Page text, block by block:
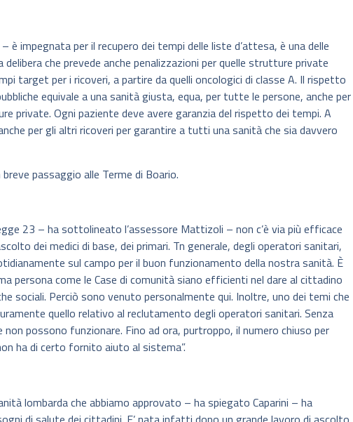
è impegnata per il recupero dei tempi delle liste d’attesa, è una delle
che prevede anche penalizzazioni per quelle strutture private
target per i ricoveri, a partire da quelli oncologici di classe A. Il rispetto
equivale a una sanità giusta, equa, per tutte le persone, anche per
private. Ogni paziente deve avere garanzia del rispetto dei tempi. A
per gli altri ricoveri per garantire a tutti una sanità che sia davvero
passaggio alle Terme di Boario.
23 – ha sottolineato l’assessore Mattizoli – non c’è via più efficace
dei medici di base, dei primari. Tn generale, degli operatori sanitari,
sul campo per il buon funzionamento della nostra sanità. È
persona come le Case di comunità siano efficienti nel dare al cittadino
sociali. Perciò sono venuto personalmente qui. Inoltre, uno dei temi che
quello relativo al reclutamento degli operatori sanitari. Senza
possono funzionare. Fino ad ora, purtroppo, il numero chiuso per
ha di certo fornito aiuto al sistema”.
lombarda che abbiamo approvato – ha spiegato Caparini – ha